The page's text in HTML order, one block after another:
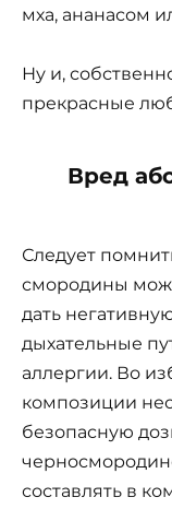
мха, ананасом
Ну и,
прекрасные
Вред
Следует
смородины
дать
дыхательные
аллергии. Во
композиции
безопасную
составлять в